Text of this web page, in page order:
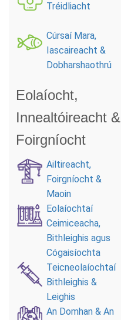
Tréidliacht
Cúrsaí Mara,
Iascaireacht &
Dobharshaothrú
Eolaíocht,
Innealtóireacht &
Foirgníocht
Ailtireacht,
Foirgníocht &
Maoin
Eolaíochtaí
Ceimiceacha,
Bithleighis agus
Cógaisíochta
Teicneolaíochtaí
Bithleighis &
Leighis
An Domhan & An